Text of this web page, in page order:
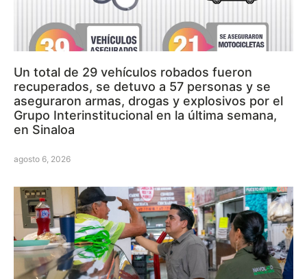
Un total de 29 vehículos robados fueron
recuperados, se detuvo a 57 personas y se
aseguraron armas, drogas y explosivos por el
Grupo Interinstitucional en la última semana,
en Sinaloa
agosto 6, 2026